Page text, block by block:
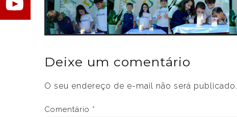
Deixe um comentário
O seu endereço de e-mail não será publicado.
Comentário *